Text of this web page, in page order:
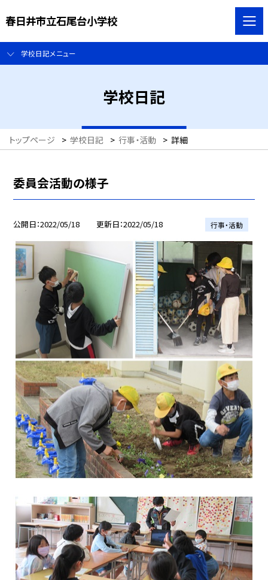
春日井市立石尾台小学校
学校日記メニュー
学校日記
トップページ > 学校日記 > 行事・活動 > 詳細
委員会活動の様子
公開日 2022/05/18 更新日 2022/05/18 行事・活動